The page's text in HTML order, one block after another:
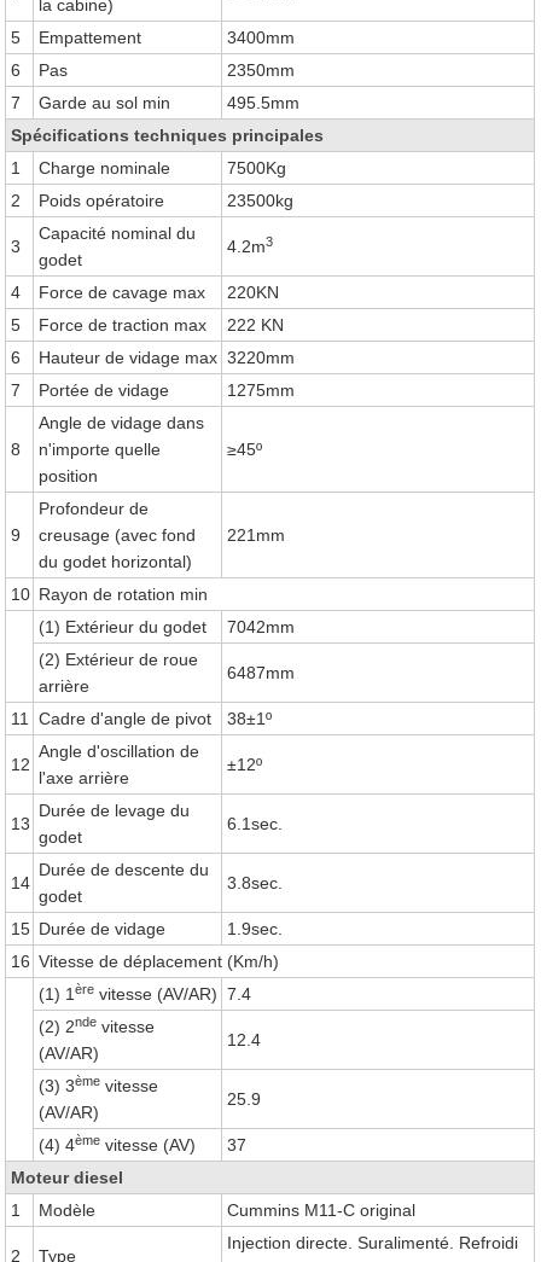
la cabine)
5 Empattement
3400mm
6
Pas
2350mm
7
Garde au sol min
495.5mm
Spécifications techniques principales
1
Charge nominale
7500Kg
2
Poids opératoire 23500kg
3
Capacité nominal du
godet
4.2m3
4 Force de cavage max
220KN
5
Force de traction max
222 KN
6
Hauteur de vidage max 3220mm
7
Portée de vidage 1275mm
8
Angle de vidage dans
n'importe quelle
position
≥45º
9
Profondeur de
creusage (avec fond
du godet horizontal)
221mm
10 Rayon de rotation min
(1) Extérieur du godet
7042mm
(2) Extérieur de roue
arrière
6487mm
11 Cadre d'angle de pivot 38±1º
12
Angle d'oscillation de
l'axe arrière
±12º
13
Durée de levage du
godet
6.1sec.
14
Durée de descente du
godet
3.8sec.
15 Durée de vidage
1.9sec.
16 Vitesse de déplacement (Km/h)
(1) 1ère vitesse (AV/AR) 7.4
(2) 2nde vitesse
(AV/AR)
12.4
(3) 3ème vitesse
(AV/AR)
25.9
(4) 4ème vitesse (AV)
37
Moteur diesel
1
Modèle Cummins M11-C original
2 Type
Injection directe. Suralimenté. Refroidi